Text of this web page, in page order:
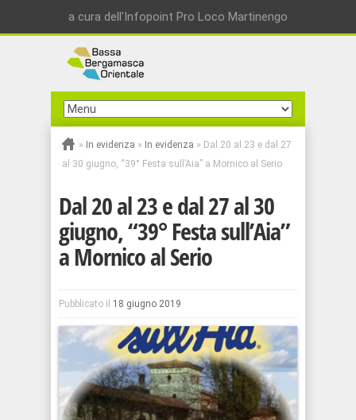
a cura dell'Infopoint Pro Loco Martinengo
» In evidenza » In evidenza » Dal 20 al 23 e dal 27
al 30 giugno, “39° Festa sull’Aia” a Mornico al Serio
Dal 20 al 23 e dal 27 al 30
giugno, “39° Festa sull’Aia”
a Mornico al Serio
Pubblicato il 18 giugno 2019